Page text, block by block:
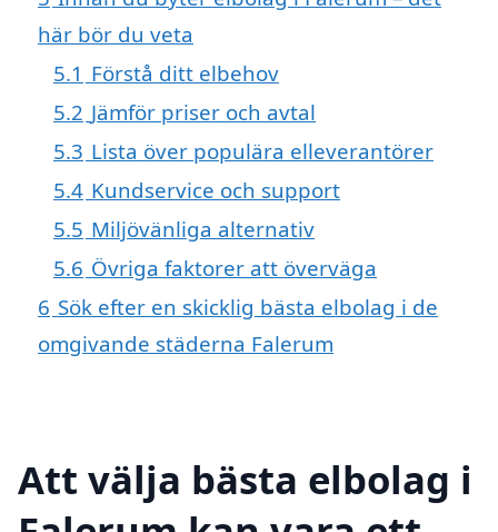
här bör du veta
5.1 Förstå ditt elbehov
5.2 Jämför priser och avtal
5.3 Lista över populära elleverantörer
5.4 Kundservice och support
5.5 Miljövänliga alternativ
5.6 Övriga faktorer att överväga
6 Sök efter en skicklig bästa elbolag i de
omgivande städerna Falerum
Att välja bästa elbolag i